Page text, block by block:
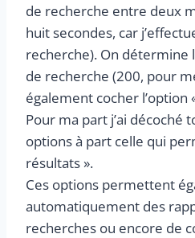
de recherche entre deux
huit secondes, car
recherche). On
de recherche (200, pour
également cocher
Pour ma part j’ai décoché
options à part celle qui
résultats ».
Ces options permettent
automatiquement des
recherches ou encore de